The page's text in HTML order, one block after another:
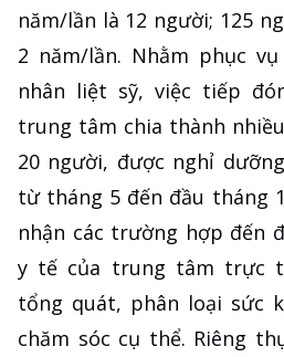
năm/lần là 12 người; 125
2 năm/lần. Nhằm phục
nhân liệt sỹ, việc tiếp
trung tâm chia thành
20 người, được nghỉ
từ tháng 5 đến đầu tháng
nhận các trường hợp đến
y tế của trung tâm trực
tổng quát, phân loại sức
chăm sóc cụ thể. Riêng